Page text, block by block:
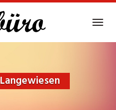
Langewiesen